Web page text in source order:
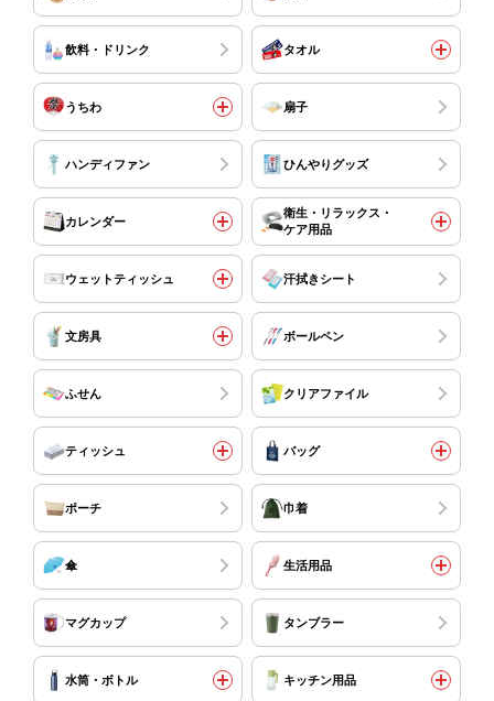
飲料・ドリンク タオル
うちわ 扇子
ハンディファン ひんやりグッズ
カレンダー
衛生・リラックス・
ケア用品
ウェットティッシュ 汗拭きシート
文房具 ボールペン
ふせん クリアファイル
ティッシュ バッグ
ポーチ 巾着
傘 生活用品
マグカップ タンブラー
水筒・ボトル キッチン用品